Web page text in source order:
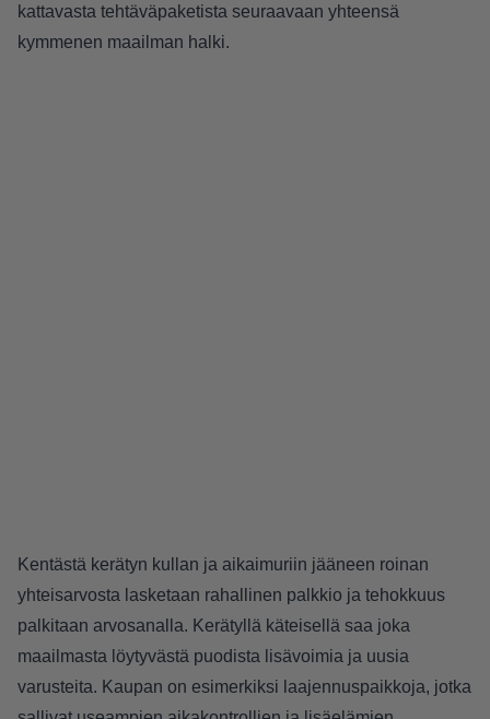
kattavasta tehtäväpaketista seuraavaan yhteensä
kymmenen maailman halki.
Kentästä kerätyn kullan ja aikaimuriin jääneen roinan
yhteisarvosta lasketaan rahallinen palkkio ja tehokkuus
palkitaan arvosanalla. Kerätyllä käteisellä saa joka
maailmasta löytyvästä puodista lisävoimia ja uusia
varusteita. Kaupan on esimerkiksi laajennuspaikkoja, jotka